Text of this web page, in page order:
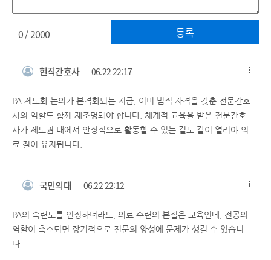
등록
0/ 2000
현직간호사 06.22 22:17
PA 제도화 논의가 본격화되는 지금, 이미 법적 자격을 갖춘 전문간호
사의 역할도 함께 재조명돼야 합니다. 체계적 교육을 받은 전문간호
사가 제도권 내에서 안정적으로 활동할 수 있는 길도 같이 열려야 의
료 질이 유지됩니다.
국민의대 06.22 22:12
PA의 숙련도를 인정하더라도, 의료 수련의 본질은 교육인데, 전공의
역할이 축소되면 장기적으로 전문의 양성에 문제가 생길 수 있습니
다.